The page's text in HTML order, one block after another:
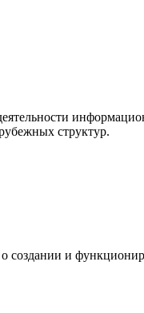
структур.
и